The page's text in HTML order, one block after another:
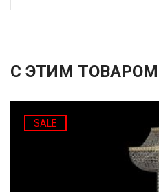
С ЭТИМ
SALE